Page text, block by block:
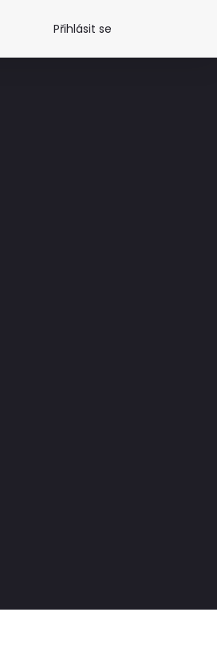
Přihlásit se